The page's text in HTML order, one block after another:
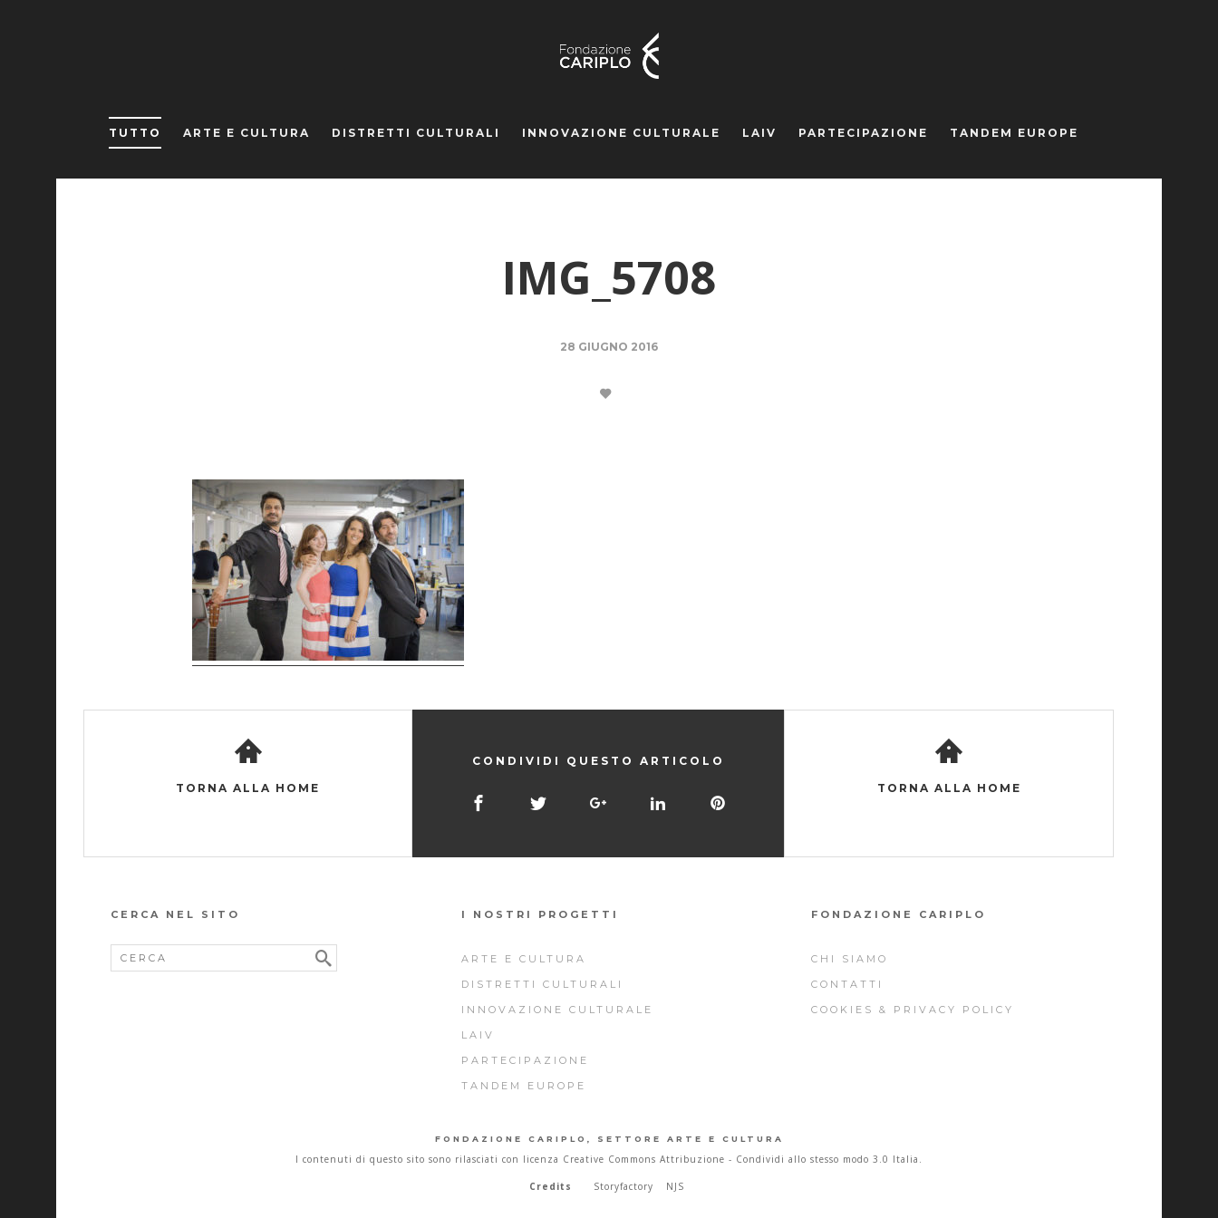
TUTTO ARTE E CULTURA DISTRETTI CULTURALI INNOVAZIONE CULTURALE LAIV PARTECIPAZIONE TANDEM EUROPE
IMG_5708
28 GIUGNO 2016
TORNA ALLA HOME
CONDIVIDI QUESTO ARTICOLO
TORNA ALLA HOME
CERCA NEL SITO I NOSTRI PROGETTI
ARTE E CULTURA
DISTRETTI CULTURALI
INNOVAZIONE CULTURALE
LAIV
PARTECIPAZIONE
TANDEM EUROPE
FONDAZIONE CARIPLO
CHI SIAMO
CONTATTI
COOKIES & PRIVACY POLICY
FONDAZIONE CARIPLO, SETTORE ARTE E CULTURA
I contenuti di questo sito sono rilasciati con licenza Creative Commons Attribuzione - Condividi allo stesso modo 3.0 Italia.
Credits Storyfactory NJS